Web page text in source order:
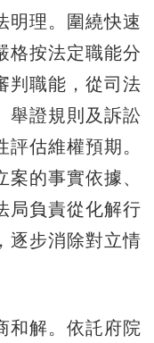
理。圍繞快速
格按法定職能分
判職能，從司法
舉證規則及訴訟
估維權預期。
的事實依據、
局負責從化解行
逐步消除對立情
解。依託府院